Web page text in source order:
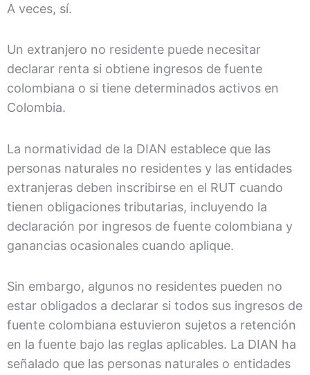
A veces, sí.
Un extranjero no residente puede necesitar
declarar renta si obtiene ingresos de fuente
colombiana o si tiene determinados activos en
Colombia.
La normatividad de la DIAN establece que las
personas naturales no residentes y las entidades
extranjeras deben inscribirse en el RUT cuando
tienen obligaciones tributarias, incluyendo la
declaración por ingresos de fuente colombiana y
ganancias ocasionales cuando aplique.
Sin embargo, algunos no residentes pueden no
estar obligados a declarar si todos sus ingresos de
fuente colombiana estuvieron sujetos a retención
en la fuente bajo las reglas aplicables. La DIAN ha
señalado que las personas naturales o entidades